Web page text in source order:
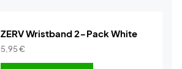
ZERV Wristband 2-Pack White
5,95€